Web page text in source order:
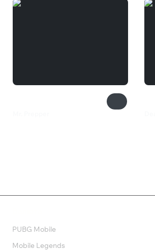
PUBG Mobile
Mobile Legends